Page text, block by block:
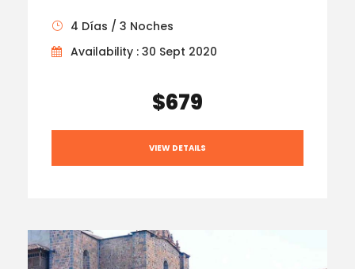
4 Días / 3 Noches
Availability : 30 Sept 2020
$679
VIEW DETAILS